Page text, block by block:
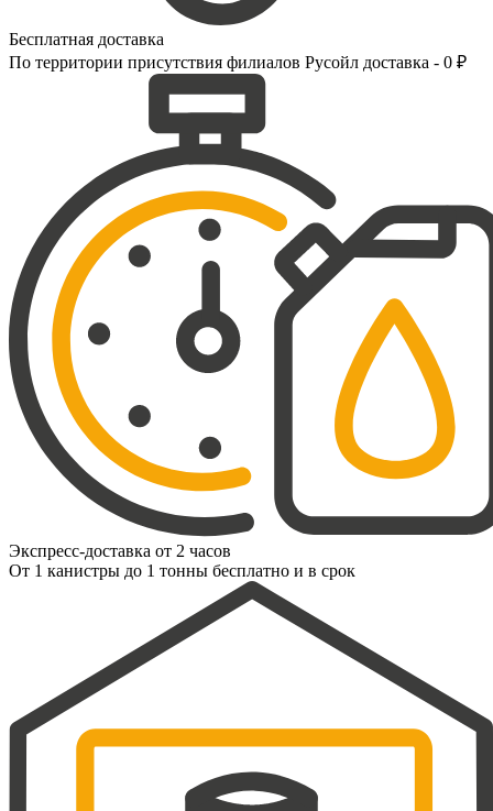
Бесплатная доставка
По территории присутствия филиалов Русойл доставка - 0 ₽
Экспресс-доставка от 2 часов
От 1 канистры до 1 тонны бесплатно и в срок